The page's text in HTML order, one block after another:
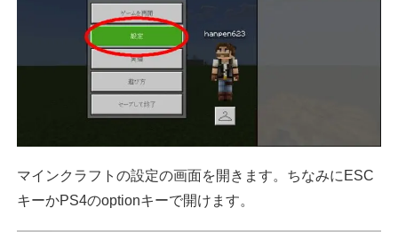
マインクラフトの設定の画面を開きます。ちなみにESC
キーかPS4のoptionキーで開けます。